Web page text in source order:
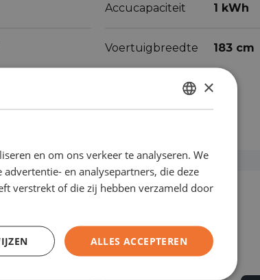
Accucapaciteit 1 kWh
Voertuigbreedte 183 cm
DUTCH
GERMAN
×
en om ons verkeer te analyseren. We
en analysepartners, die deze
verstrekt of die zij hebben verzameld door
ALLES ACCEPTEREN